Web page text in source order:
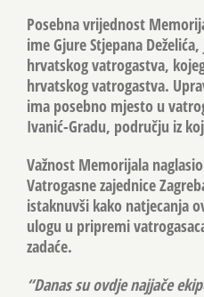
Posebna vrijednost
ime Gjure Stjepana
hrvatskog vatrogastva,
hrvatskog vatrogastva.
ima posebno mjesto u
Ivanić-Gradu, području iz
Važnost Memorijala
Vatrogasne zajednice
istaknuvši kako natjecanja
ulogu u pripremi
zadaće.
“Danas su ovdje najjače